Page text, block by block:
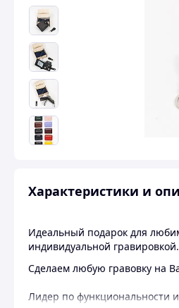
Характеристики и
Идеальный подарок для
индивидуальной гравировкой.
Сделаем любую гравовку на
Лидер по функциональности